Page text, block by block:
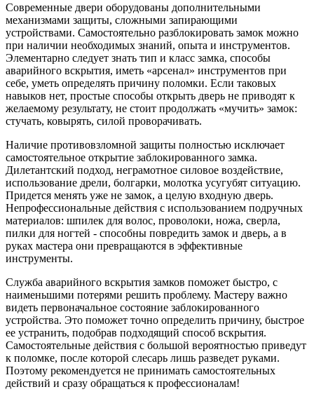
Современные двери оборудованы дополнительными
механизмами защиты, сложными запирающими
устройствами. Самостоятельно разблокировать замок можно
при наличии необходимых знаний, опыта и инструментов.
Элементарно следует знать тип и класс замка, способы
аварийного вскрытия, иметь «арсенал» инструментов при
себе, уметь определять причину поломки. Если таковых
навыков нет, простые способы открыть дверь не приводят к
желаемому результату, не стоит продолжать «мучить» замок:
стучать, ковырять, силой проворачивать.
Наличие противовзломной защиты полностью исключает
самостоятельное открытие заблокированного замка.
Дилетантский подход, неграмотное силовое воздействие,
использование дрели, болгарки, молотка усугубят ситуацию.
Придется менять уже не замок, а целую входную дверь.
Непрофессиональные действия с использованием подручных
материалов: шпилек для волос, проволоки, ножа, сверла,
пилки для ногтей - способны повредить замок и дверь, а в
руках мастера они превращаются в эффективные
инструменты.
Служба аварийного вскрытия замков поможет быстро, с
наименьшими потерями решить проблему. Мастеру важно
видеть первоначальное состояние заблокированного
устройства. Это поможет точно определить причину, быстрое
ее устранить, подобрав подходящий способ вскрытия.
Самостоятельные действия с большой вероятностью приведут
к поломке, после которой слесарь лишь разведет руками.
Поэтому рекомендуется не принимать самостоятельных
действий и сразу обращаться к профессионалам!